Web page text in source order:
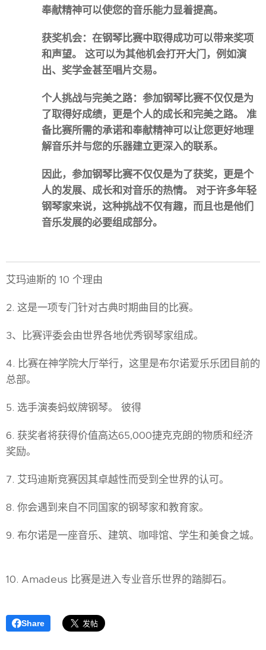
奉献精神可以使您的音乐能力显着提高。
获奖机会：在钢琴比赛中取得成功可以带来奖项
和声望。 这可以为其他机会打开大门，例如演
出、奖学金甚至唱片交易。
个人挑战与完美之路：参加钢琴比赛不仅仅是为
了取得好成绩，更是个人的成长和完美之路。 准
备比赛所需的承诺和奉献精神可以让您更好地理
解音乐并与您的乐器建立更深入的联系。
因此，参加钢琴比赛不仅仅是为了获奖，更是个
人的发展、成长和对音乐的热情。 对于许多年轻
钢琴家来说，这种挑战不仅有趣，而且也是他们
音乐发展的必要组成部分。
艾玛迪斯的 10 个理由
2. 这是一项专门针对古典时期曲目的比赛。
3、比赛评委会由世界各地优秀钢琴家组成。
4. 比赛在神学院大厅举行，这里是布尔诺爱乐乐团目前的
总部。
5. 选手演奏蚂蚁牌钢琴。 彼得
6. 获奖者将获得价值高达65,000捷克克朗的物质和经济
奖励。
7. 艾玛迪斯竞赛因其卓越性而受到全世界的认可。
8. 你会遇到来自不同国家的钢琴家和教育家。
9. 布尔诺是一座音乐、建筑、咖啡馆、学生和美食之城。
10. Amadeus 比赛是进入专业音乐世界的踏脚石。
Share